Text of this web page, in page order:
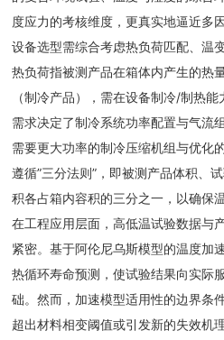
度应力的考核维度，更真实地逼近多
设备选型需综合考虑热负荷匹配、温
热负荷指被测产品在箱体内产生的热
（制冷产品），需在设备制冷/制热
需求决定了制冷系统功率配置与气流
需要更大功率的制冷压缩机组与优化
遵循”三分法则”，即被测产品体积、
积各占箱内容积的三分之一，以确保
在工程应用层面，高低温试验数据与
紧密。基于阿伦尼乌斯模型的温度加
热循环寿命预测，使试验结果向实际
础。然而，加速模型适用性的边界
超出材料相变阈值或引发新的失效机